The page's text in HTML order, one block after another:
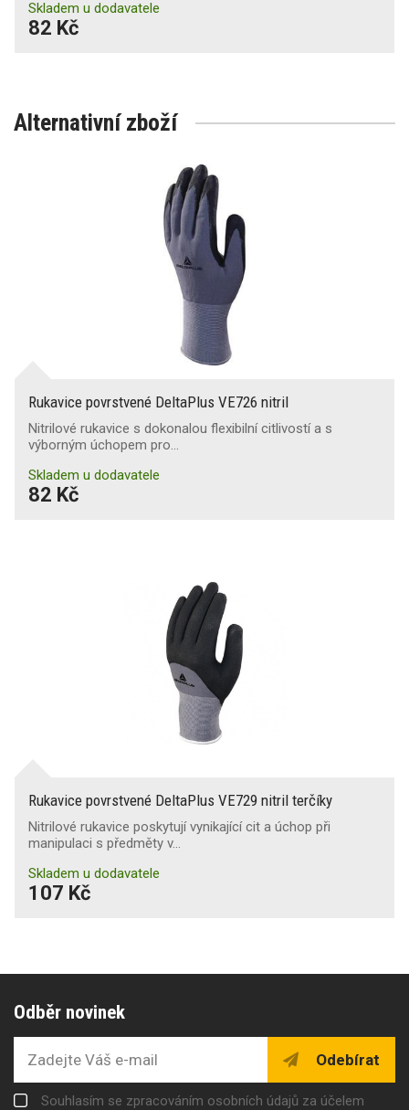
Skladem u dodavatele
82 Kč
Alternativní zboží
Rukavice povrstvené DeltaPlus VE726 nitril
Nitrilové rukavice s dokonalou flexibilní citlivostí a s
výborným úchopem pro…
Skladem u dodavatele
82 Kč
Rukavice povrstvené DeltaPlus VE729 nitril terčíky
Nitrilové rukavice poskytují vynikající cit a úchop při
manipulaci s předměty v…
Skladem u dodavatele
107 Kč
Odběr novinek
Odebírat
Souhlasím se zpracováním osobních údajů za účelem